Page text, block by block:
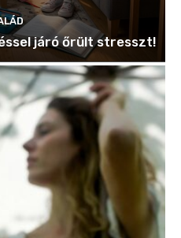
járó őrült stresszt!